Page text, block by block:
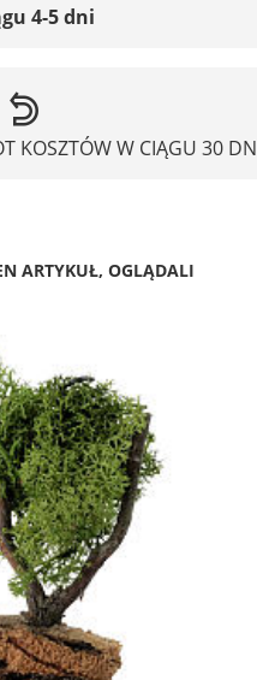
4-5 dni
KOSZTÓW W CIĄGU 30
ARTYKUŁ, OGLĄDALI